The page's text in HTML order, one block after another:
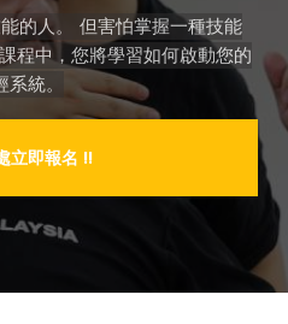
的人。 但害怕掌握一種技能
程中，您將學習如何啟動您的
統。
立即報名 !!